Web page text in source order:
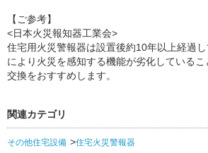
【ご参考】
<日本火災報知器工業会>
住宅用火災警報器は設置後約10年以上経過
により火災を感知する機能が劣化している
交換をおすすめします。
関連カテゴリ
その他住宅設備
住宅火災警報器